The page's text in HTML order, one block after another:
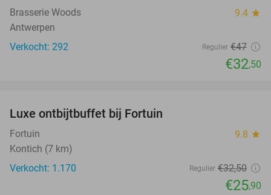
Brasserie Woods 9.4 star
Antwerpen
Verkocht: 292
Regulier €47
€32,50
Luxe ontbijtbuffet bij Fortuin
Fortuin 9.8 star
Kontich (7 km)
Verkocht: 1.170
Regulier €32,50
€25,90